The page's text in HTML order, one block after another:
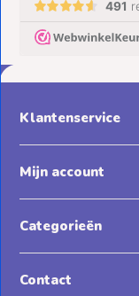
Klantenservice
Mijn account
Categorieën
Contact